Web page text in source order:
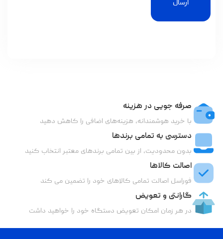
ارسال
صرفه جویی در هزینه
با خرید هوشمندانه، هزینه‌های اضافی را کاهش دهید
دسترسی به تمامی برندها
بدون محدودیت، از بین تمامی برندهای معتبر انتخاب کنید
اصالت کالاها
فوراسل اصالت تمامی کالاهای خود را تضمین می کند
گارانتی و تعویض
در هر زمان امکان تعویض دستگاه خود را خواهید داشت